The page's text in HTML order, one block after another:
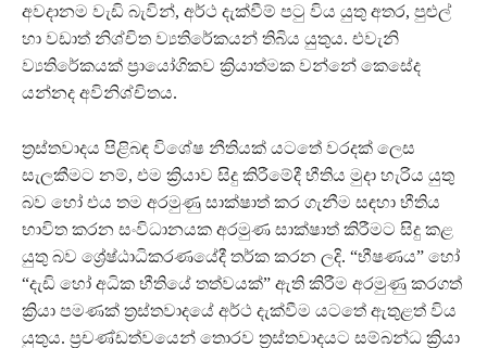
අවදානම වැඩි බැවින්, අර්ථ දැක්වීම් පටු විය යුතු අතර, පුළුල්
හා වඩාත් නිශ්චිත ව්‍යතිරේකයන් තිබිය යුතුය. එවැනි
ව්‍යතිරේකයක් ප්‍රායෝගිකව ක්‍රියාත්මක වන්නේ කෙසේද
යන්නද අවිනිශ්චිතය.
ත්‍රස්තවාදය පිළිබඳ විශේෂ නීතියක් යටතේ වරදක් ලෙස
සැලකීමට නම්, එම ක්‍රියාව සිදු කිරීමේදී භීතිය මුදා හැරිය යුතු
බව හෝ එය තම අරමුණු සාක්ෂාත් කර ගැනීම සඳහා භීතිය
භාවිත කරන සංවිධානයක අරමුණ සාක්ෂාත් කිරීමට සිදු කළ
යුතු බව ශ්‍රේෂ්ඨාධිකරණයේදී තර්ක කරන ලදි. “භීෂණය”‍ හෝ
“‍දැඩි හෝ අධික භීතියේ තත්වයක්”‍ ඇති කිරීම අරමුණු කරගත්
ක්‍රියා පමණක් ත්‍රස්තවාදයේ අර්ථ දැක්වීම යටතේ ඇතුළත් විය
යුතුය. ප්‍රචණ්ඩත්වයෙන් තොරව ත්‍රස්තවාදයට සම්බන්ධ ක්‍රියා